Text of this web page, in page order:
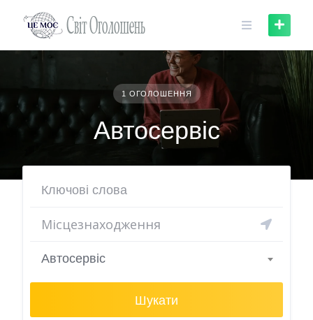
1 ОГОЛОШЕННЯ
Автосервіс
Автосервіс
Шукати